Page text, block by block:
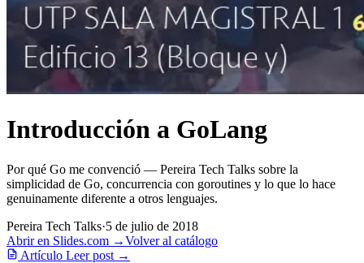
Introducción a GoLang
Por qué Go me convenció — Pereira Tech Talks sobre la
simplicidad de Go, concurrencia con goroutines y lo que lo hace
genuinamente diferente a otros lenguajes.
Pereira Tech Talks·5 de julio de 2018
Abrir en Slides.com →Volver al catálogo
Artículo Leer post →